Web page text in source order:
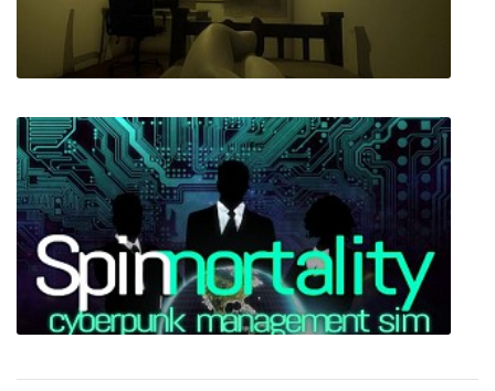
Spirit Roots
Bed Lying Simulator